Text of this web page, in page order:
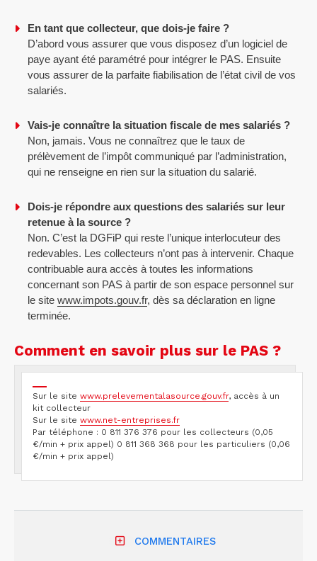
En tant que collecteur, que dois-je faire ?
D’abord vous assurer que vous disposez d’un logiciel de
paye ayant été paramétré pour intégrer le PAS. Ensuite
vous assurer de la parfaite fiabilisation de l’état civil de vos
salariés.
Vais-je connaître la situation fiscale de mes salariés ?
Non, jamais. Vous ne connaîtrez que le taux de
prélèvement de l’impôt communiqué par l’administration,
qui ne renseigne en rien sur la situation du salarié.
Dois-je répondre aux questions des salariés sur leur
retenue à la source ?
Non. C’est la DGFiP qui reste l’unique interlocuteur des
redevables. Les collecteurs n’ont pas à intervenir. Chaque
contribuable aura accès à toutes les informations
concernant son PAS à partir de son espace personnel sur
le sitewww.impots.gouv.fr, dès sa déclaration en ligne
terminée.
Comment en savoir plus sur le PAS ?
Sur le site www.prelevementalasource.gouv.fr, accès à un
kit collecteur
Sur le site www.net-entreprises.fr
Par téléphone : 0 811 376 376 pour les collecteurs (0,05
€/min + prix appel) 0 811 368 368 pour les particuliers (0,06
€/min + prix appel)
COMMENTAIRES